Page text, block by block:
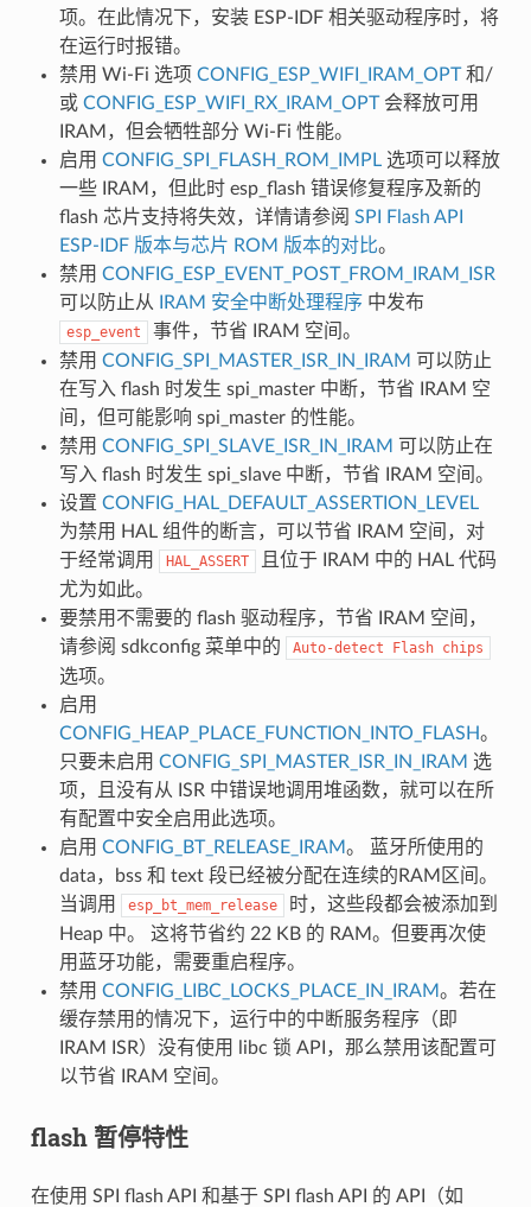
项。在此情况下，安装 ESP-IDF 相关驱动程序时，将
在运行时报错。
禁用 Wi-Fi 选项 CONFIG_ESP_WIFI_IRAM_OPT和/
或 CONFIG_ESP_WIFI_RX_IRAM_OPT会释放可用
IRAM，但会牺牲部分 Wi-Fi 性能。
启用 CONFIG_SPI_FLASH_ROM_IMPL选项可以释放
一些 IRAM，但此时 esp_flash 错误修复程序及新的
flash 芯片支持将失效，详情请参阅 SPI Flash API
ESP-IDF 版本与芯片 ROM 版本的对比。
禁用 CONFIG_ESP_EVENT_POST_FROM_IRAM_ISR
可以防止从
IRAM 安全中断处理程序 中发布
esp_event
事件，节省 IRAM 空间。
禁用 CONFIG_SPI_MASTER_ISR_IN_IRAM 可以防止
在写入 flash 时发生 spi_master 中断，节省 IRAM 空
间，但可能影响 spi_master 的性能。
禁用 CONFIG_SPI_SLAVE_ISR_IN_IRAM 可以防止在
写入 flash 时发生 spi_slave 中断，节省 IRAM 空间。
设置 CONFIG_HAL_DEFAULT_ASSERTION_LEVEL
为禁用 HAL 组件的断言，可以节省 IRAM 空间，对
于经常调用
HAL_ASSERT
且位于 IRAM 中的 HAL 代码
尤为如此。
要禁用不需要的 flash 驱动程序，节省 IRAM 空间，
请参阅 sdkconfig 菜单中的
Auto-detect Flash chips
选项。
启用
CONFIG_HEAP_PLACE_FUNCTION_INTO_FLASH。
只要未启用 CONFIG_SPI_MASTER_ISR_IN_IRAM 选
项，且没有从 ISR 中错误地调用堆函数，就可以在所
有配置中安全启用此选项。
启用 CONFIG_BT_RELEASE_IRAM。 蓝牙所使用的
data，bss 和 text 段已经被分配在连续的RAM区间。
当调用
esp_bt_mem_release
时，这些段都会被添加到
Heap 中。 这将节省约 22 KB 的 RAM。但要再次使
用蓝牙功能，需要重启程序。
禁用 CONFIG_LIBC_LOCKS_PLACE_IN_IRAM。若在
缓存禁用的情况下，运行中的中断服务程序（即
IRAM ISR）没有使用 libc 锁 API，那么禁用该配置可
以节省 IRAM 空间。
flash 暂停特性
在使用 SPI flash API 和基于 SPI flash API 的 API（如